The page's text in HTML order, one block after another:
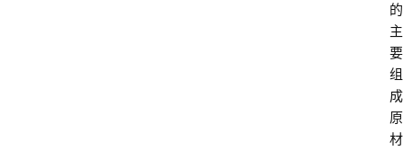
的
主
要
组
成
原
材